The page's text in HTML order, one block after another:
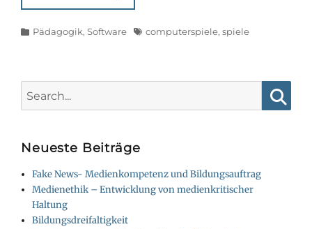
Categories
Pädagogik, Software Tagscomputerspiele, spiele
for:
Neueste Beiträge
Fake News- Medienkompetenz und Bildungsauftrag
Medienethik – Entwicklung von medienkritischer
Haltung
Bildungsdreifaltigkeit